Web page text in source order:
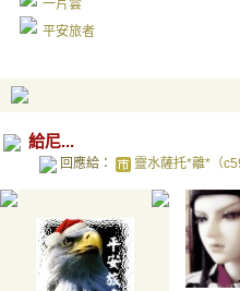
一片雲
平安旅者
給尼...
回應給： 靈水薩托*離*（